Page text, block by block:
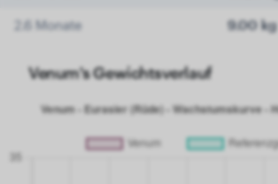
2.6 Monate 9.00 kg
Venum's Gewichtsverlauf